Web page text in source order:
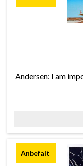
Andersen: I am